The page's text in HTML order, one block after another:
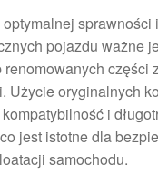
sprawności
pojazdu ważne
części
Użycie oryginalnych
i
jest istotne dla
samochodu.